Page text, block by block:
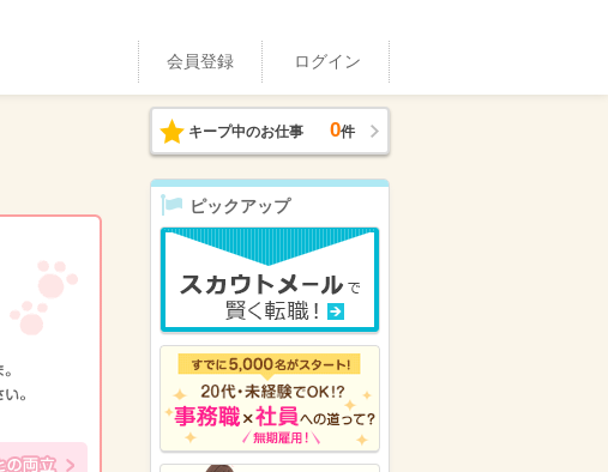
会員登録 ログイン
キープ中のお仕事 0件
ピックアップ